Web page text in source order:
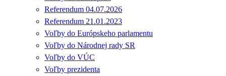
Referendum 04.07.2026
Referendum 21.01.2023
Voľby do Európskeho parlamentu
Voľby do Národnej rady SR
Voľby do VÚC
Voľby prezidenta